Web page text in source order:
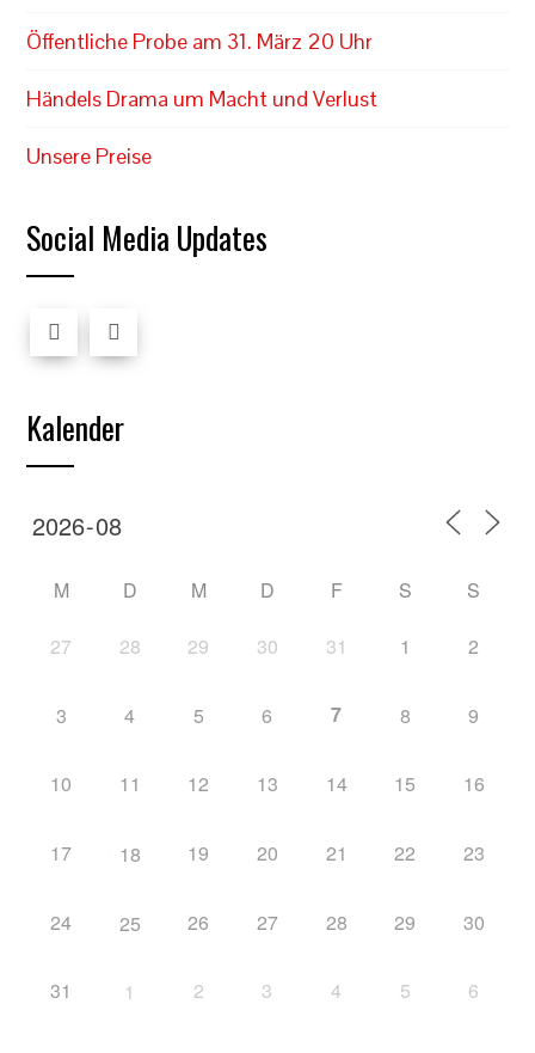
Öffentliche Probe am 31. März 20 Uhr
Händels Drama um Macht und Verlust
Unsere Preise
Social Media Updates
Kalender
M D M D F S S
27 28 29 30 31 1 2
3 4 5 6 7 8 9
10 11 12 13 14 15 16
17 18 19 20 21 22 23
24 25 26 27 28 29 30
31 1 2 3 4 5 6